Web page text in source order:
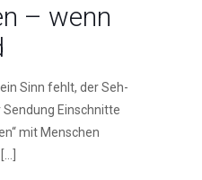
– wenn
Sinn fehlt, der Seh-
Einschnitte
mit Menschen